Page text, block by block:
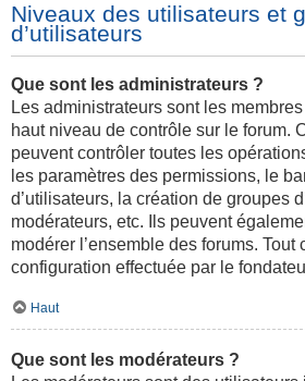
Niveaux des utilisateurs et
d’utilisateurs
Que sont les administrateurs ?
Les administrateurs sont les
haut niveau de contrôle sur le forum.
peuvent contrôler toutes les
les paramètres des permissions, le
d’utilisateurs, la création de groupes
modérateurs, etc. Ils peuvent
modérer l’ensemble des forums. Tout
configuration effectuée par le
Haut
Que sont les modérateurs ?